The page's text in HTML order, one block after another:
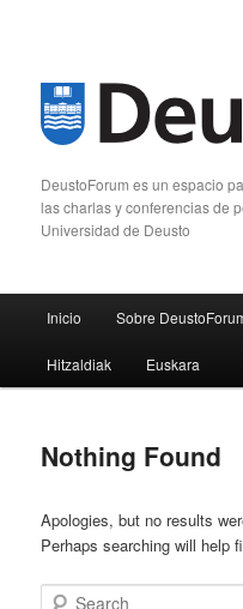
DeustoForum es un espacio
las charlas y conferencias de
Universidad de Deusto
Skip to primary content
Skip to secondary content
Inicio Sobre
Hitzaldiak Euskara
Nothing Found
Apologies, but no results
Perhaps searching will help
Search